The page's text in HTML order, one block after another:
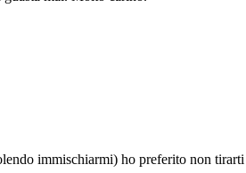
immischiarmi) ho preferito non